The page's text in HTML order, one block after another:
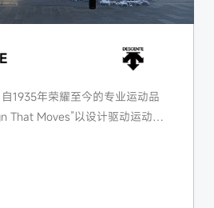
1935年荣耀至今的专业运动品
That Moves”以设计驱动运动的
业领域，打造高品质的运动装